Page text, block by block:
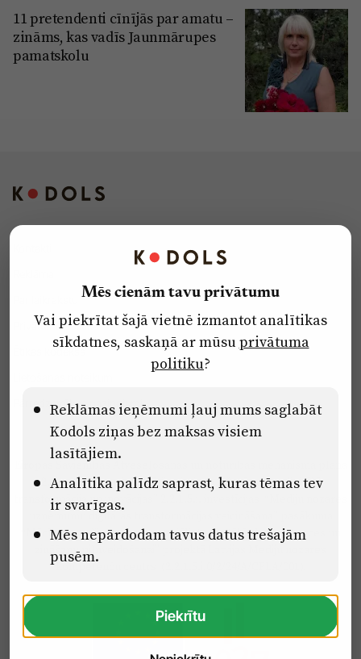
11 pretendenti cīnījās par amatu –
zināms, kas vadīs Jaunmārupes
pamatskolu
Privātuma politika
Ētikas kodekss
Pārredzamības paziņojumi
Eiropas Savienības Atveseļošanas un noturības mehānisma plāna
2.2. reformu un investīciju virziena “Uzņēmumu digitālā
transformācija un inovācijas” 2.2.1.5.i. investīcijas “Mediju nozares
uzņēmumu digitālās transformācijas veicināšana” pasākuma
“Mācības mediju nozares speciālistu digitālās kompetences un
zināšanu pilnveidošanai” projektā Latvijas Mediju nozares
kompetenču centrs (2.2.1.5.i.0/2/24/A/CFLA/001).
Mēs cienām tavu privātumu
Vai piekrītat šajā vietnē izmantot analītikas
sīkdatnes, saskaņā ar mūsuprivātuma
politiku?
Reklāmas ieņēmumi ļauj mums saglabāt
Kodols ziņas bez maksas visiem
lasītājiem.
Analītika palīdz saprast, kuras tēmas tev
ir svarīgas.
Mēs nepārdodam tavus datus trešajām
pusēm.
Piekrītu